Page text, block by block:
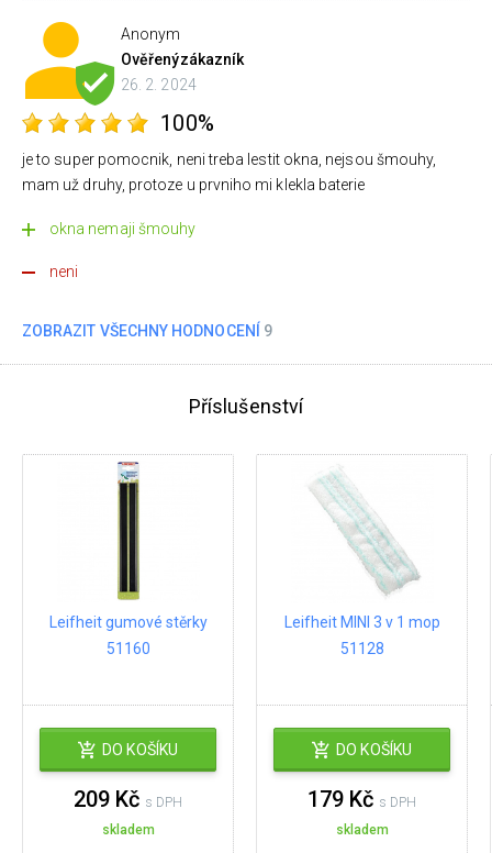
Anonym
Ověřenýzákazník
26. 2. 2024
100%
je to super pomocnik, neni treba lestit okna, nejsou šmouhy,
mam už druhy, protoze u prvniho mi klekla baterie
okna nemaji šmouhy
neni
ZOBRAZIT VŠECHNY HODNOCENÍ 9
Příslušenství
Leifheit gumové stěrky
51160
DO KOŠÍKU
209 Kč s DPH
skladem
Leifheit MINI 3 v 1 mop
51128
DO KOŠÍKU
179 Kč s DPH
skladem